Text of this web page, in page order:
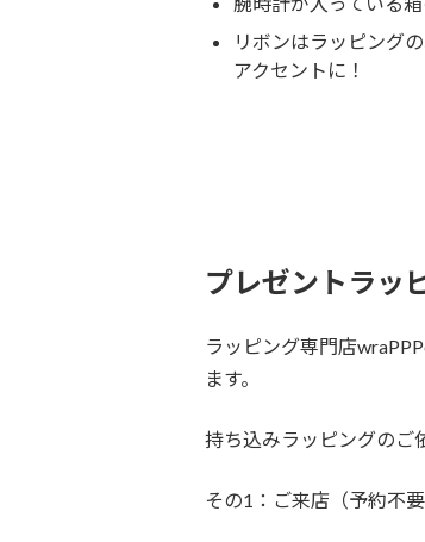
リボンはラッピング
アクセントに！
プレゼントラッ
ラッピング専門店
ます。
持ち込みラッピングのご
その1：ご来店（予約不